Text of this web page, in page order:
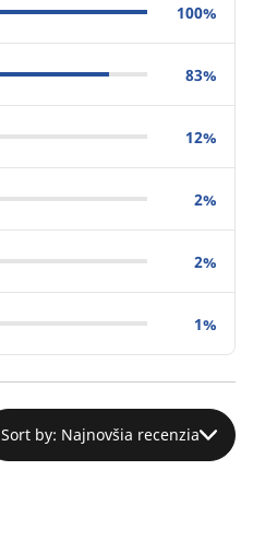
100%
83%
12%
2%
2%
1%
Sort by: Najnovšia recenzia